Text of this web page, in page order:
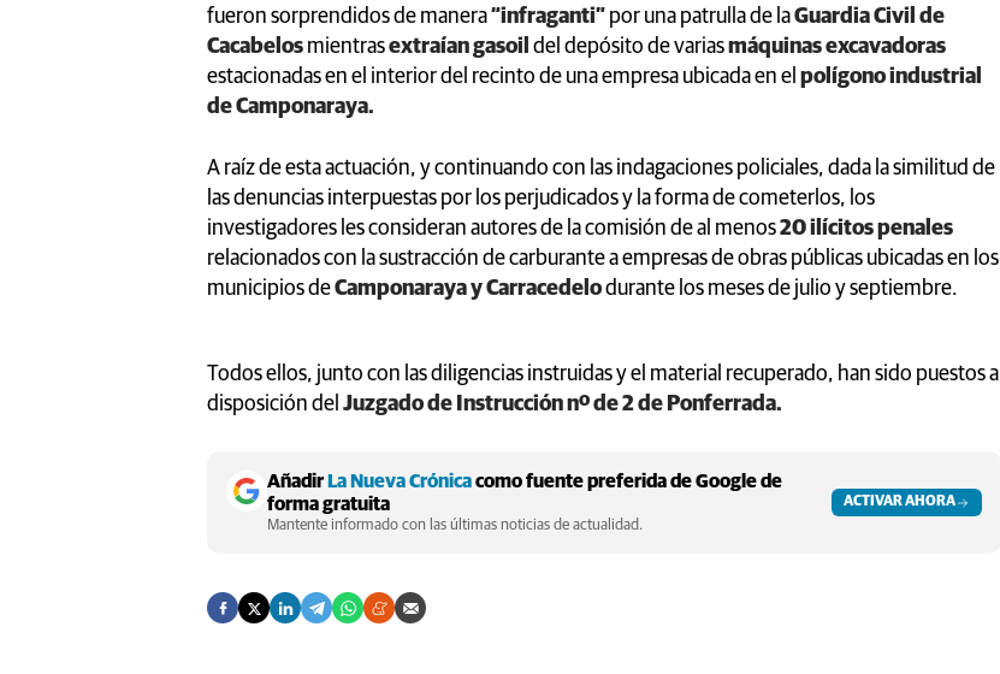
fueron sorprendidos de manera“infraganti” por una patrulla de laGuardia Civil de
Cacabelos mientrasextraían gasoil del depósito de variasmáquinas excavadoras
estacionadas en el interior del recinto de una empresa ubicada en el polígono industrial
de Camponaraya.
A raíz de esta actuación, y continuando con las indagaciones policiales, dada la similitud de
las denuncias interpuestas por los perjudicados y la forma de cometerlos, los
investigadores les consideran autores de la comisión de al menos20 ilícitos penales
relacionados con la sustracción de carburante a empresas de obras públicas ubicadas en los
municipios deCamponaraya y Carracedelodurante los meses de julio y septiembre.
Todos ellos, junto con las diligencias instruidas y el material recuperado, han sido puestos a
disposición del Juzgado de Instrucción nº de 2 de Ponferrada.
Añadir La Nueva Crónicacomo fuente preferida de Google de
forma gratuita
Mantente informado con las últimas noticias de actualidad.
ACTIVAR AHORA